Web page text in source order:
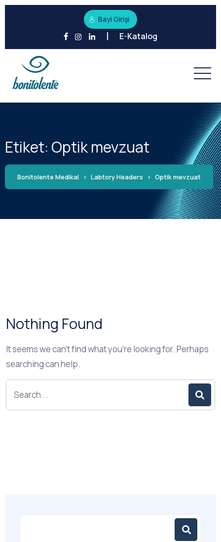
Bayi Girişi
E-Katalog
Etiket: Optik mevzuat
Bonitolente Medikal > Labtory Headers > Optik mevzuat
Nothing Found
It seems we can’t find what you’re looking for. Perhaps
searching can help.